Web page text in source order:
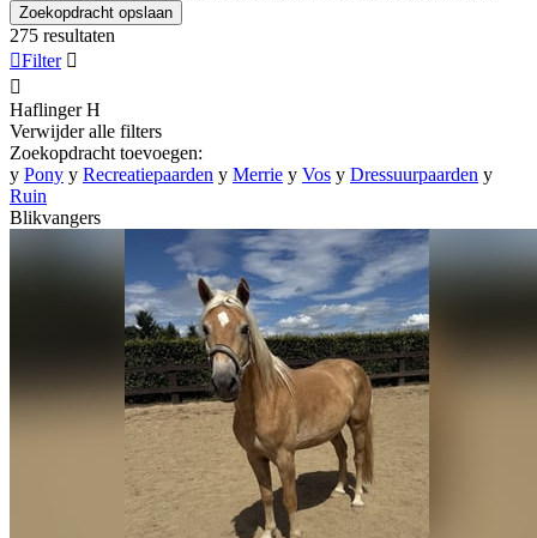
Zoekopdracht opslaan
275 resultaten
Filter 

Haflinger H
Verwijder alle filters
Zoekopdracht toevoegen:
y Pony y Recreatiepaarden y Merrie y Vos y Dressuurpaarden y
Ruin
Blikvangers